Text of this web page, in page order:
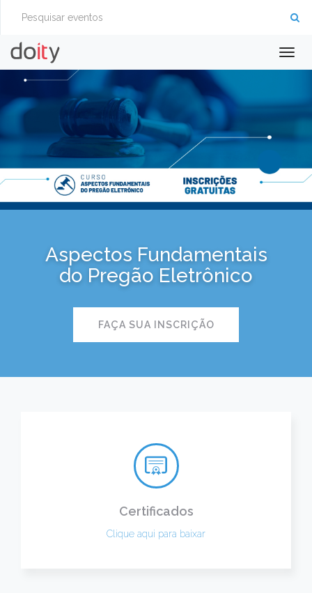
Aspectos Fundamentais
do Pregão Eletrônico
FAÇA SUA INSCRIÇÃO
Certificados
Clique aqui para baixar